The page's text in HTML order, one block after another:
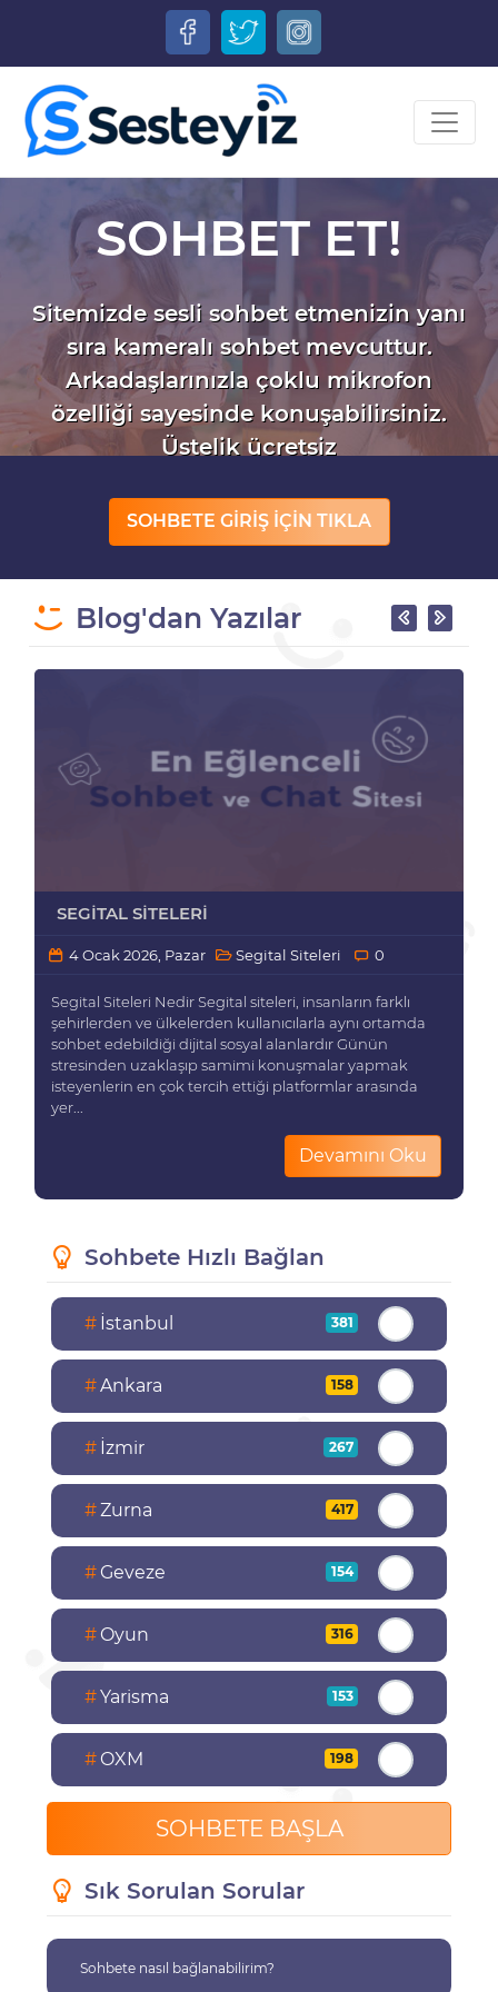
SOHBET ET!
Sitemizde sesli sohbet etmenizin yanı
sıra kameralı sohbet mevcuttur.
Arkadaşlarınızla çoklu mikrofon
özelliği sayesinde konuşabilirsiniz.
Üstelik ücretsiz
SOHBETE GİRİŞ İÇİN TIKLA
Blog'dan Yazılar
SEGITAL SITELERI
4 Ocak 2026, Pazar Segital Siteleri 0
Segital Siteleri Nedir Segital siteleri, insanların farklı
şehirlerden ve ülkelerden kullanıcılarla aynı ortamda
sohbet edebildiği dijital sosyal alanlardır Günün
stresinden uzaklaşıp samimi konuşmalar yapmak
isteyenlerin en çok tercih ettiği platformlar arasında
yer...
Devamını Oku
Sohbete Hızlı Bağlan
# İstanbul 381
#Ankara 158
# İzmir 267
#Zurna 417
# Geveze 154
# Oyun 316
#Yarisma 153
# OXM 198
SOHBETE BAŞLA
Sık Sorulan Sorular
Sohbete nasıl bağlanabilirim?